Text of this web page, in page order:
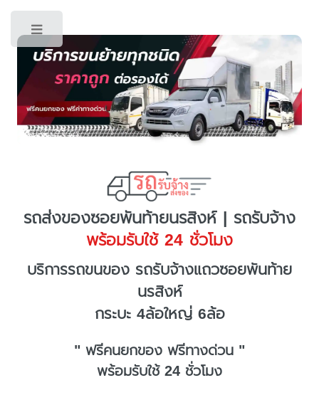
รถส่งของซอยพันท้ายนรสิงห์ | รถรับจ้าง
พร้อมรับใช้ 24 ชั่วโมง
บริการรถขนของ รถรับจ้างแถวซอยพันท้าย
นรสิงห์
กระบะ 4ล้อใหญ่ 6ล้อ
" ฟรีคนยกของ ฟรีทางด่วน "
พร้อมรับใช้ 24 ชั่วโมง
Toggle